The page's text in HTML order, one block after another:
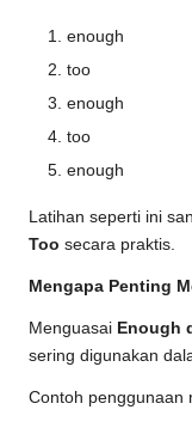
enough
too
enough
too
enough
Latihan seperti ini
Too secara praktis.
Mengapa Penting
Menguasai Enough
sering digunakan
Contoh penggunaan